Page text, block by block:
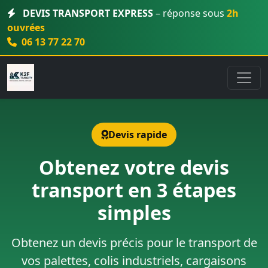
DEVIS TRANSPORT EXPRESS– réponse sous 2h
ouvrées
06 13 77 22 70
Devis rapide
Obtenez votre devis
transport en 3 étapes
simples
Obtenez un devis précis pour le transport de
vos palettes, colis industriels, cargaisons